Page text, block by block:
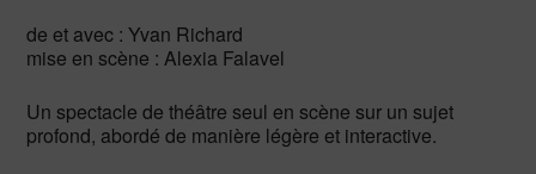
de et avec : Yvan Richard
mise en scène : Alexia Falavel
Un spectacle de théâtre seul en scène sur un sujet
profond, abordé de manière légère et interactive.